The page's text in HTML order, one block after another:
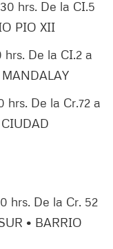
hrs. De la CI.5
PIO XII
hrs. De la CI.2 a
hrs. De la Cr.72 a
hrs. De la Cr. 52
• BARRIO